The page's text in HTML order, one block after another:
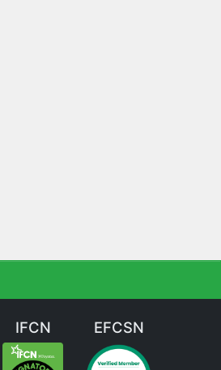
IFCN EFCSN